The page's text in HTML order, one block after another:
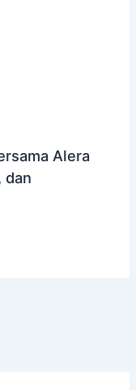
Alera
dan